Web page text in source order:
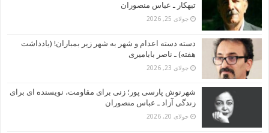
تبهکار ـ عباس منصوران
جولای 25, 2026
دسته دسته اعدام و شهر به شهر زیر بمباران! (یادداشت
هفته) ـ ناصر بابامیری
جولای 23, 2026
شهرنوش پارسی پور؛ زنی برای مقاومت، نویسنده ای برای
زندگی آزاد ـ عباس منصوران
جولای 20, 2026